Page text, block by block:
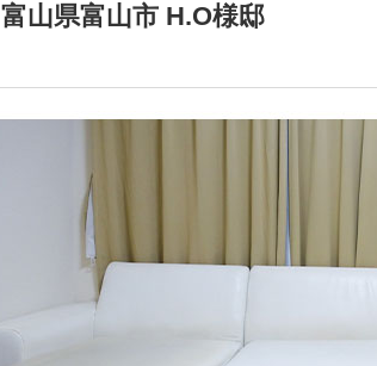
富山県富山市 H.O様邸